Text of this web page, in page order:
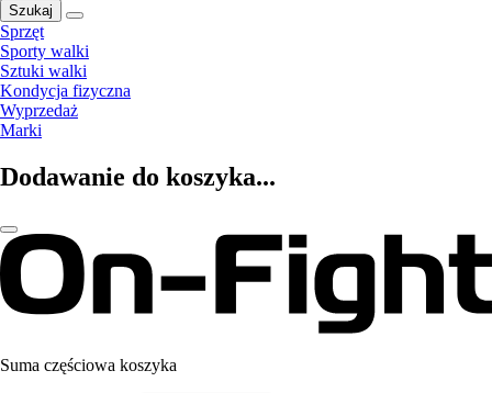
Szukaj
Sprzęt
Sporty walki
Sztuki walki
Kondycja fizyczna
Wyprzedaż
Marki
Dodawanie do koszyka...
Suma częściowa koszyka